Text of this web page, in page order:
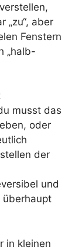
„zu“, aber
Fenstern
„halb-
musst das
oder
der
und
überhaupt
in kleinen